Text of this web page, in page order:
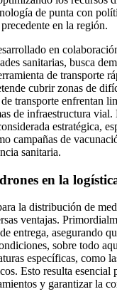
de punta con
en la región.
en
sanitarias, busca
de transporte
cubrir zonas de
transporte enfrentan
de infraestructura
estratégica,
campañas de
sanitaria.
en la
la distribución de
ventajas.
entrega, asegurando
sobre todo
específicas, como
Esto resulta esencial
y garantizar la